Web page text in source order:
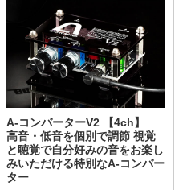
A-コンバーターV2 【4ch】
高音・低音を個別で調節 視覚
と聴覚で自分好みの音をお楽し
みいただける特別なA-コンバー
ター